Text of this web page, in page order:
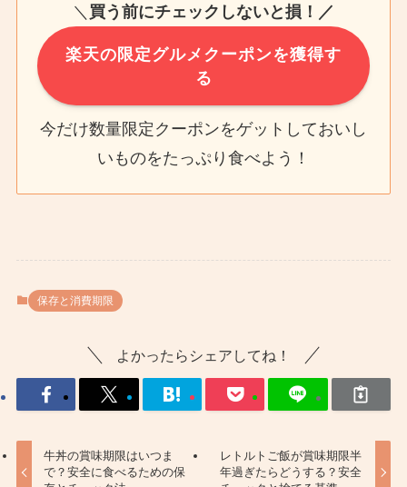
＼ 買う前にチェックしないと損！／
楽天の限定グルメクーポンを獲得す
る
今だけ数量限定クーポンをゲットしておいし
いものをたっぷり食べよう！
保存と消費期限
よかったらシェアしてね！
牛丼の賞味期限はいつま
で？安全に食べるための保
レトルトご飯が賞味期限半
年過ぎたらどうする？安全